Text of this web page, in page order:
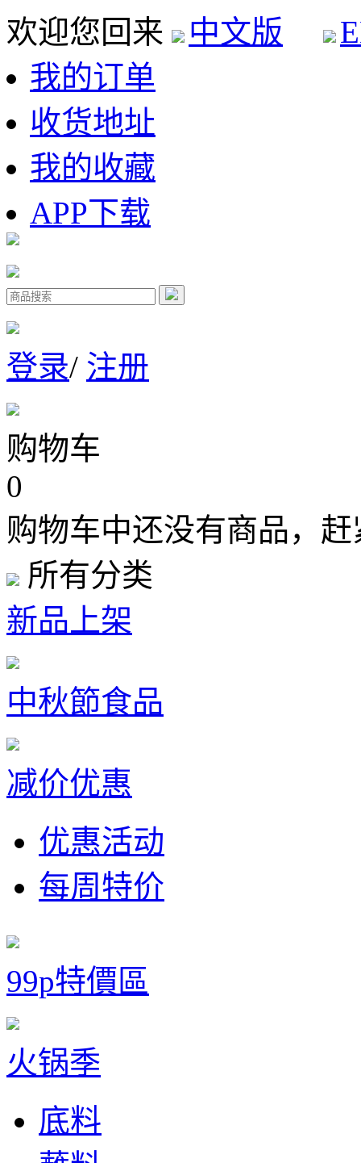
欢迎您回来 中文版
我的订单
收货地址
我的收藏
APP下载
登录/ 注册
购物车
0
购物车中还没有商品，
所有分类
新品上架
中秋節食品
减价优惠
优惠活动
每周特价
99p特價區
火锅季
底料